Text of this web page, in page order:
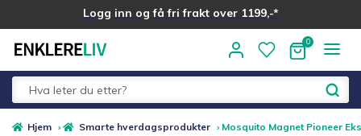
Logg inn og få fri frakt over 1199,-*
Alle kategorier
Fold
Hjem › Smarte hverdagsprodukter › Mosquito Magnet Pioneer